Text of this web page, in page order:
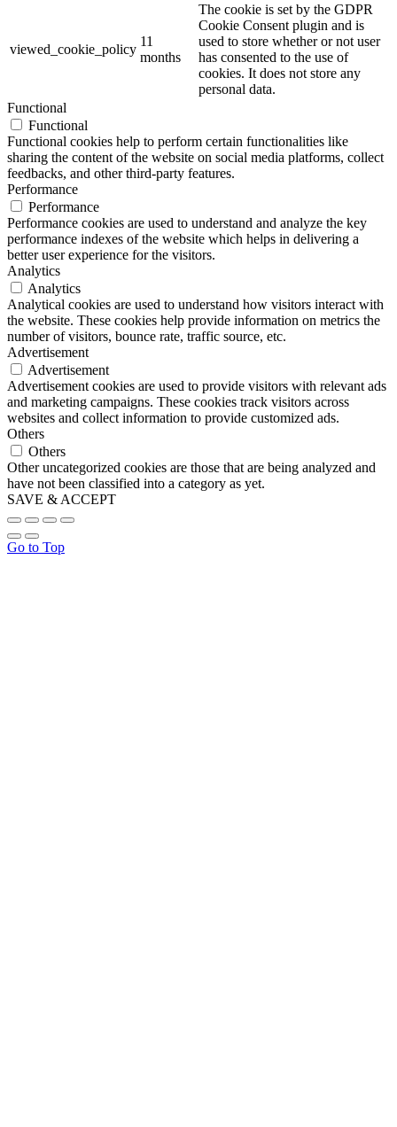
viewed_cookie_policy
11
months
The cookie is set by the GDPR
Cookie Consent plugin and is
used to store whether or not user
has consented to the use of
cookies. It does not store any
personal data.
Functional
Functional
Functional cookies help to perform certain functionalities like
sharing the content of the website on social media platforms, collect
feedbacks, and other third-party features.
Performance
Performance
Performance cookies are used to understand and analyze the key
performance indexes of the website which helps in delivering a
better user experience for the visitors.
Analytics
Analytics
Analytical cookies are used to understand how visitors interact with
the website. These cookies help provide information on metrics the
number of visitors, bounce rate, traffic source, etc.
Advertisement
Advertisement
Advertisement cookies are used to provide visitors with relevant ads
and marketing campaigns. These cookies track visitors across
websites and collect information to provide customized ads.
Others
Others
Other uncategorized cookies are those that are being analyzed and
have not been classified into a category as yet.
SAVE & ACCEPT
Go to Top